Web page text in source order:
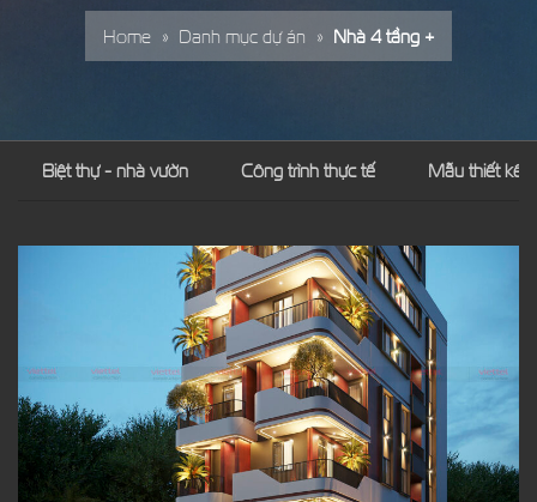
Home » Danh mục dự án » Nhà 4 tầng +
Biệt thự - nhà vườn Công trình thực tế Mẫu thiết kế